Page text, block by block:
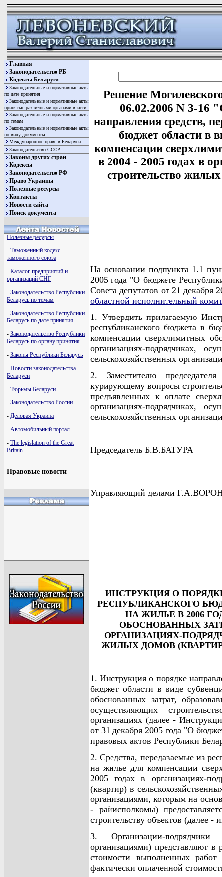
Главная
Законодательство РБ
Кодексы Беларуси
Законодательные и нормативные акты
по дате принятия
Законодательные и нормативные акты
принятые различными органами власти
Законодательные и нормативные акты
по темам
Законодательные и нормативные акты
по виду документы
Международное право в Беларуси
Законодательство СССР
Законы других стран
Кодексы
Законодательство РФ
Право Украины
Полезные ресурсы
Контакты
Новости сайта
Поиск документа
Полезные ресурсы
- Таможенный кодекс
таможенного союза
- Каталог предприятий и
организаций СНГ
- Законодательство Республики
Беларусь по темам
- Законодательство Республики
Беларусь по дате принятия
- Законодательство Республики
Беларусь по органу принятия
- Законы Республики Беларусь
- Новости законодательства
Беларуси
- Тюрьмы Беларуси
- Законодательство России
- Деловая Украина
- Автомобильный портал
- The legislation of the Great
Britain
Правовые новости
Решение
06.02.2006 N 3-16
направления средств,
бюджет области в
компенсации
в 2004 - 2005 годах в
строительство
На основании подпункта 1.1
2005 года "О бюджете
Совета депутатов от 21
областной исполнительный
1. Утвердить прилагаемую
республиканского бюджета в
компенсации сверхлимитных
организациях-подрядчиках,
сельскохозяйственных
2. Заместителю
курирующему вопросы
предъявленных к оплате
организациях-подрядчиках,
сельскохозяйственных
Председатель Б.В.БАТУРА
Управляющий делами
ИНСТРУКЦИЯ О
РЕСПУБЛИКАНСКОГО
НА ЖИЛЬЕ В 2006
ОБОСНОВАННЫХ
ОРГАНИЗАЦИЯХ-
ЖИЛЫХ ДОМОВ
1. Инструкция о порядке
бюджет области в виде
обоснованных затрат,
осуществляющих
организациях (далее -
от 31 декабря 2005 года "О
правовых актов Республики
2. Средства, передаваемые из
на жилье для компенсации
2005 годах в организациях-
(квартир) в
организациями, которым на
- райисполкомы)
строительству объектов (далее -
3. Организации-подрядчики
организациями) представляют в
стоимости выполненных
фактически оплаченной